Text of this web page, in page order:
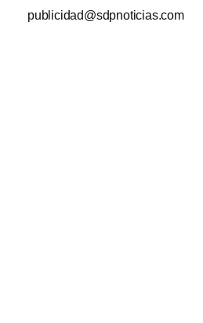
publicidad@sdpnoticias.com